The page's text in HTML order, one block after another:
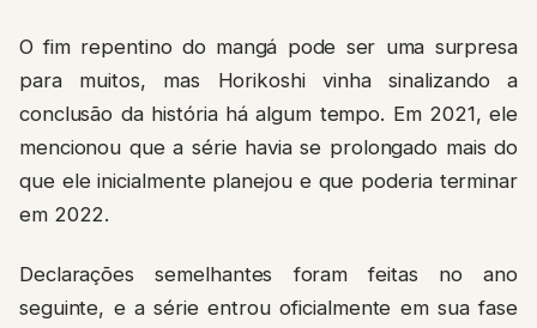
O fim repentino do mangá pode ser uma surpresa
para muitos, mas Horikoshi vinha sinalizando a
conclusão da história há algum tempo. Em 2021, ele
mencionou que a série havia se prolongado mais do
que ele inicialmente planejou e que poderia terminar
em 2022.
Declarações semelhantes foram feitas no ano
seguinte, e a série entrou oficialmente em sua fase